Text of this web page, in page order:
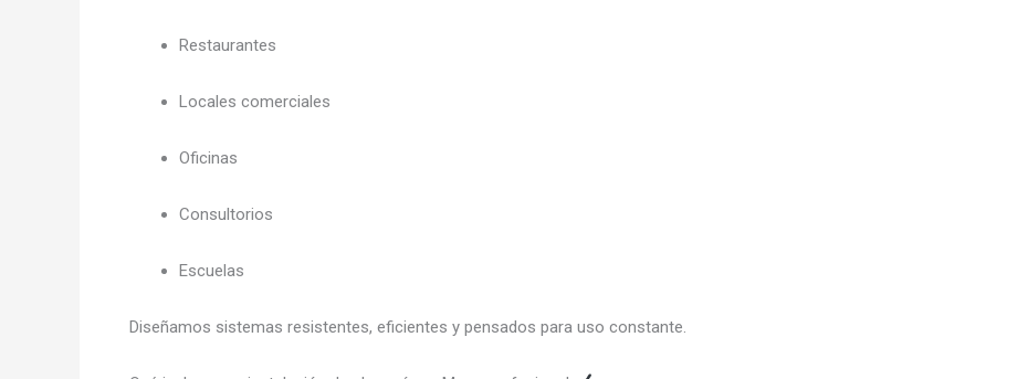
Restaurantes
Locales comerciales
Oficinas
Consultorios
Escuelas
Diseñamos sistemas resistentes, eficientes y pensados para uso constante.